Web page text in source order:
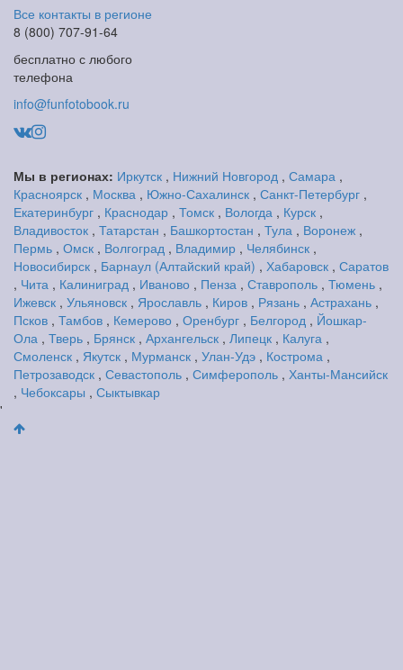
Все контакты в регионе
8 (800) 707-91-64
бесплатно с любого
телефона
info@funfotobook.ru
Мы в регионах: Иркутск , Нижний Новгород , Самара ,
Красноярск , Москва , Южно-Сахалинск , Санкт-Петербург ,
Екатеринбург , Краснодар , Томск , Вологда , Курск ,
Владивосток , Татарстан , Башкортостан , Тула , Воронеж ,
Пермь , Омск , Волгоград , Владимир , Челябинск ,
Новосибирск , Барнаул (Алтайский край) , Хабаровск , Саратов
, Чита , Калиниград , Иваново , Пенза , Ставрополь , Тюмень ,
Ижевск , Ульяновск , Ярославль , Киров , Рязань , Астрахань ,
Псков , Тамбов , Кемерово , Оренбург , Белгород , Йошкар-
Ола , Тверь , Брянск , Архангельск , Липецк , Калуга ,
Смоленск , Якутск , Мурманск , Улан-Удэ , Кострома ,
Петрозаводск , Севастополь , Симферополь , Ханты-Мансийск
, Чебоксары , Сыктывкар
'